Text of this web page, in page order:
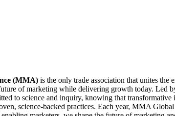
(MMA) is the only trade association that unites
of marketing while delivering growth today. Led
to science and inquiry, knowing that
science-backed practices. Each year, MMA